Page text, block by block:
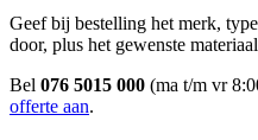
Geef bij bestelling het merk,
door, plus het gewenste
Bel 076 5015 000 (ma t/m vr
offerte aan.